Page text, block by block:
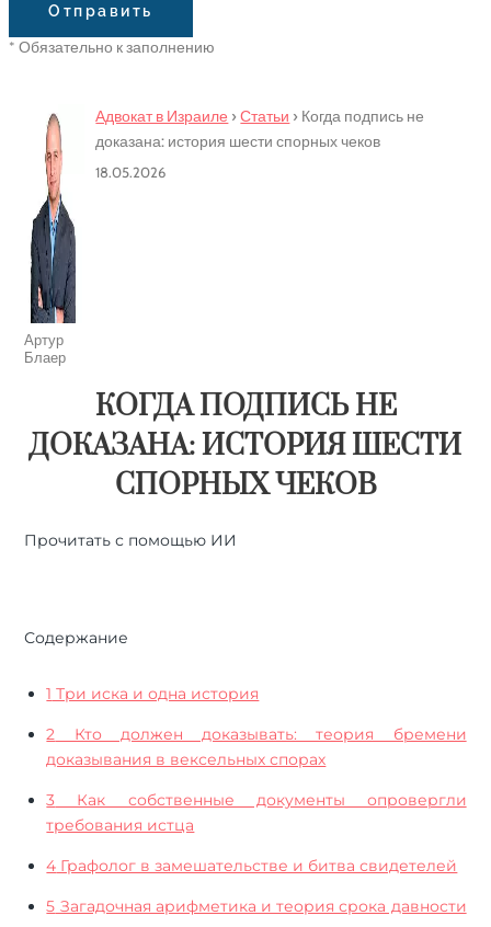
Отправить
* Обязательно к заполнению
Артур
Блаер
Адвокат в Израиле ›Статьи › Когда подпись не
доказана: история шести спорных чеков
18.05.2026
КОГДА ПОДПИСЬ НЕ
ДОКАЗАНА: ИСТОРИЯ ШЕСТИ
СПОРНЫХ ЧЕКОВ
Прочитать с помощью ИИ
Содержание
1 Три иска и одна история
2 Кто должен доказывать: теория бремени
доказывания в вексельных спорах
3 Как собственные документы опровергли
требования истца
4 Графолог в замешательстве и битва свидетелей
5 Загадочная арифметика и теория срока давности